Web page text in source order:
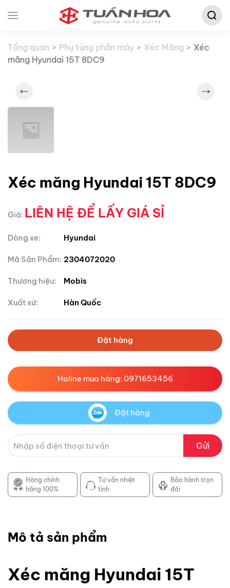
Tìm
Tổng quan
Phụ tùng phần máy Xéc Măng
Xéc
măng Hyundai 15T 8DC9
Xéc măng Hyundai 15T 8DC9
Giá: LIÊN HỆ ĐỂ LẤY GIÁ SỈ
Dòng xe: Hyundai
Mã Sản Phẩm: 2304072020
Thương hiệu: Mobis
Xuất xứ: Hàn Quốc
Đặt hàng
Holine mua hàng: 0971653456
Đặt hàng
Gửi
Hàng chính
hãng 100%
Tư vấn nhiệt
tình
Bảo hành trọn
đời
Mô tả sản phẩm
Xéc măng Hyundai 15T